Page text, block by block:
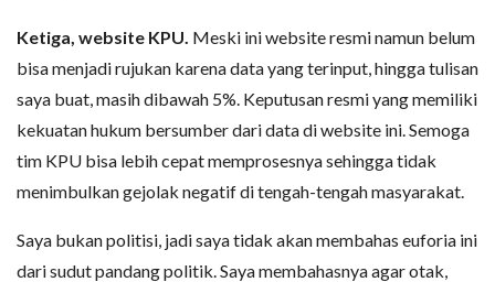
Ketiga, website KPU. Meski ini website resmi namun belum
bisa menjadi rujukan karena data yang terinput, hingga tulisan
saya buat, masih dibawah 5%. Keputusan resmi yang memiliki
kekuatan hukum bersumber dari data di website ini. Semoga
tim KPU bisa lebih cepat memprosesnya sehingga tidak
menimbulkan gejolak negatif di tengah-tengah masyarakat.
Saya bukan politisi, jadi saya tidak akan membahas euforia ini
dari sudut pandang politik. Saya membahasnya agar otak,